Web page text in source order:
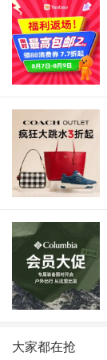
大家都在抢